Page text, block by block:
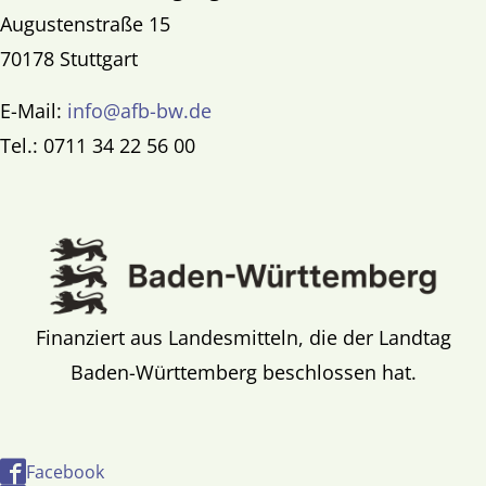
Augustenstraße 15
70178 Stuttgart
E-Mail: info@afb-bw.de
Tel.: 0711 34 22 56 00
Finanziert aus Landesmitteln, die der Landtag
Baden-Württemberg beschlossen hat.
Facebook